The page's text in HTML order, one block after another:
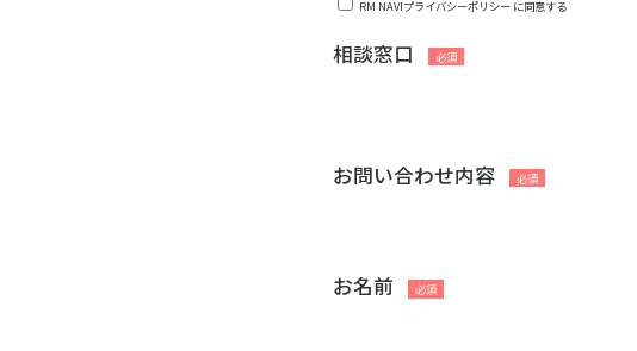
RM NAVIプライバシーポリシー に同意する
相談窓口
お問い合わせ内容
お名前